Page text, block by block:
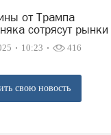
от Трампа
сотрясут рынки
10:23 416
свою новость